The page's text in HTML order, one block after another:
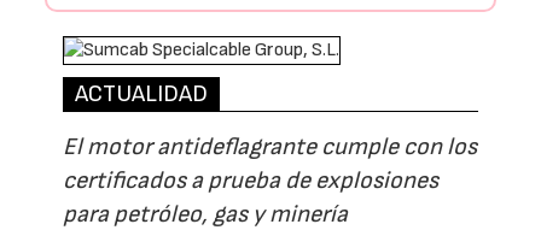
ACTUALIDAD
El motor antideflagrante cumple con los
certificados a prueba de explosiones
para petróleo, gas y minería